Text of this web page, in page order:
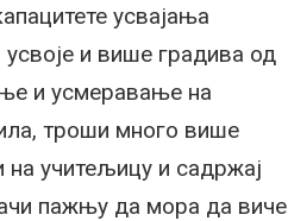
усвајања
и више градива од
и усмеравање на
троши много више
на учитељицу и садржај
пажњу да мора да виче